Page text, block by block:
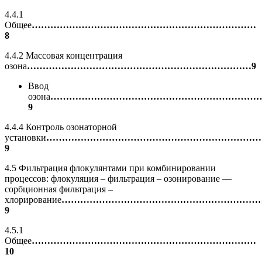
4.4.1
Общее………………………………………………………………
8
4.4.2 Массовая концентрация
озона………………………………………………………………9
Ввод
озона
9
4.4.4 Контроль озонаторной
установки……………………………………………………………
9
4.5 Фильтрация флокулянтами при комбинировании
процессов: флокуляция – фильтрация – озонирование —
сорбционная фильтрация –
хлорирование
9
4.5.1
Общее………………………………………………………………
10